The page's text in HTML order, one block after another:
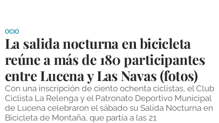
DEPORTES
COMPETICIONES
DEPORTE BASE
OPINIÓN
OCIO
La salida nocturna en bicicleta
reúne a más de 180 participantes
entre Lucena y Las Navas (fotos)
Con una inscripción de ciento ochenta ciclistas, el Club
Ciclista La Relenga y el Patronato Deportivo Municipal
de Lucena celebraron el sábado su Salida Nocturna en
Bicicleta de Montaña, que partía a las 21